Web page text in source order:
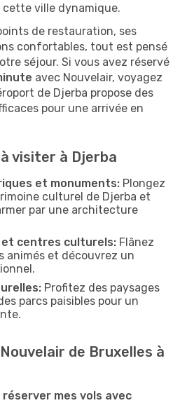
ville dynamique.
de restauration, ses
confortables, tout est pensé
séjour. Si vous avez réservé
avec Nouvelair, voyagez
de Djerba propose des
pour une arrivée en
visiter à Djerba
et monuments: Plongez
culturel de Djerba et
par une architecture
et centres culturels: Flânez
animés et découvrez un
Profitez des paysages
parcs paisibles pour un
de Bruxelles à
mes vols avec